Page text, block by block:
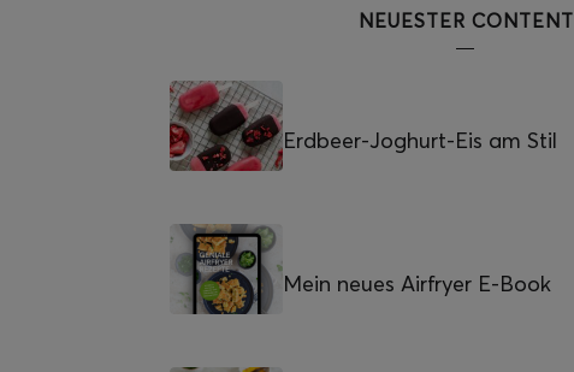
NEUESTER CONTENT
Erdbeer-Joghurt-Eis am Stil
Mein neues Airfryer E-Book